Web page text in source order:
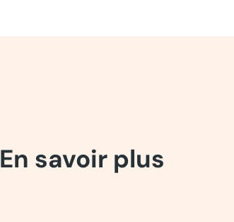
En savoir plus